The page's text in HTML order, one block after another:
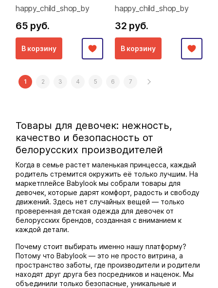
happy_child_shop_by
65 руб.
В корзину
happy_child_shop_by
32 руб.
В корзину
1 2 3 4 5 6 7
Товары для девочек: нежность,
качество и безопасность от
белорусских производителей
Когда в семье растет маленькая принцесса, каждый
родитель стремится окружить её только лучшим. На
маркетплейсе Babylook мы собрали товары для
девочек, которые дарят комфорт, радость и свободу
движений. Здесь нет случайных вещей — только
проверенная детская одежда для девочек от
белорусских брендов, созданная с вниманием к
каждой детали.
Почему стоит выбирать именно нашу платформу?
Потому что Babylook — это не просто витрина, а
пространство заботы, где производители и родители
находят друг друга без посредников и наценок. Мы
объединили только безопасные, уникальные и